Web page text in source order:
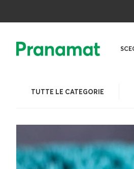
TUTTE LE CATEGORIE